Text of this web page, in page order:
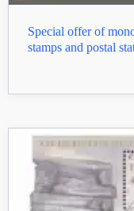
Special offer of
stamps and postal